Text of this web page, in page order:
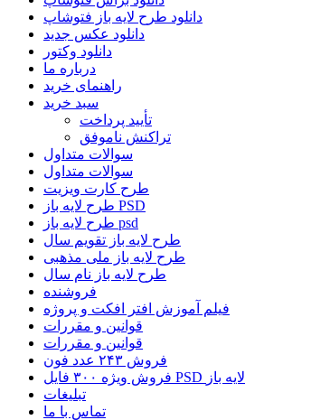
دانلود طرح لایه باز فتوشاپ
دانلود عکس جدید
دانلود وکتور
درباره ما
راهنمای خرید
سبد خرید
تأیید پرداخت
تراکنش ناموفق
سوالات متداول
سوالات متداول
طرح کارت ویزیت
طرح لایه باز PSD
طرح لایه باز psd
طرح لایه باز تقویم سال
طرح لایه باز ملی مذهبی
طرح لایه باز نام سال
فروشنده
فیلم آموزش افتر افکت و پروژه
قوانین و مقررات
قوانین و مقررات
فروش ۲۴۳ عدد فون
فروش ویژه ۳۰۰ فایل PSD لایه باز
تبلیغات
تماس با ما